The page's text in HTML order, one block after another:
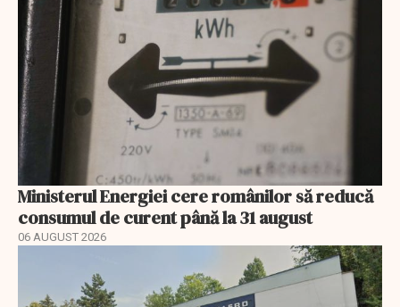
Ministerul Energiei cere românilor să reducă
consumul de curent până la 31 august
06 AUGUST 2026